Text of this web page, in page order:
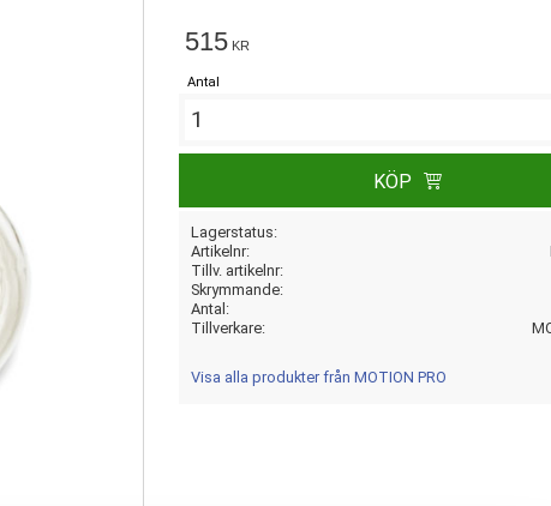
515 KR
Antal
KÖP
Lagerstatus
Artikelnr
Tillv. artikelnr
Skrymmande
Antal
Tillverkare
Visa alla produkter från MOTION PRO